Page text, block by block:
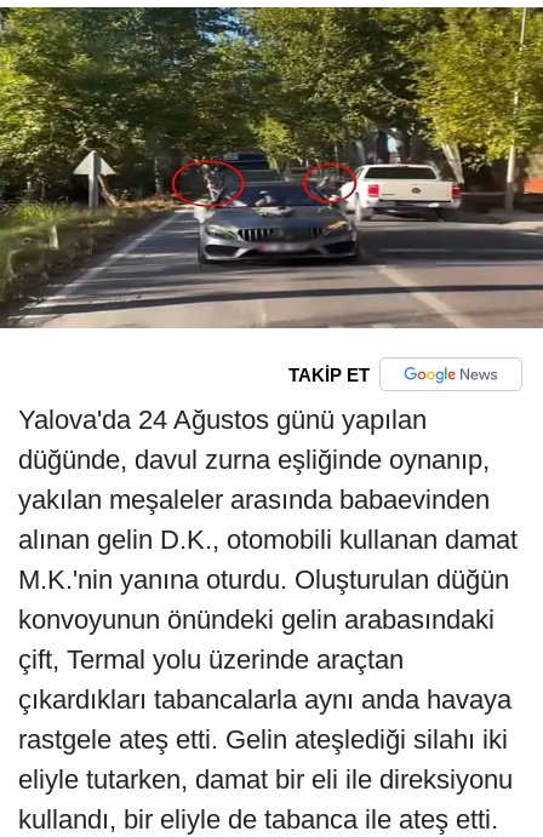
TAKİP ET
Yalova'da 24 Ağustos günü yapılan
düğünde, davul zurna eşliğinde oynanıp,
yakılan meşaleler arasında babaevinden
alınan gelin D.K., otomobili kullanan damat
M.K.'nin yanına oturdu. Oluşturulan düğün
konvoyunun önündeki gelin arabasındaki
çift, Termal yolu üzerinde araçtan
çıkardıkları tabancalarla aynı anda havaya
rastgele ateş etti. Gelin ateşlediği silahı iki
eliyle tutarken, damat bir eli ile direksiyonu
kullandı, bir eliyle de tabanca ile ateş etti.